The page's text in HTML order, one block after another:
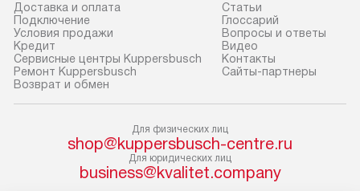
Если необходимо переместить
прибор до места установки,
пожалуйста, предварительно
уточните это с менеджером.
учитывать, что если размеры
прибора не позволяют ему пройти
через дверной проем, сотрудники
Готовые
предполагают,
от категории,
установленной
разблокировку
Доставка и оплата
Подключение
Условия продажи
Кредит
Сервисные центры Kuppersbusch
Ремонт Kuppersbusch
Возврат и обмен
Cтатьи
Глоссарий
Вопросы и ответы
Видео
Контакты
Сайты-партнеры
Для физических лиц
shop@kuppersbusch-centre.ru
Для юридических лиц
business@kvalitet.company